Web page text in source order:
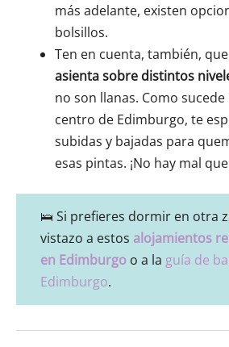
más adelante, existen
bolsillos.
Ten en cuenta, también, que
asienta sobre distintos
no son llanas. Como
centro de Edimburgo, te
subidas y bajadas para
esas pintas. ¡No hay mal
🛌 Si prefieres dormir en otra
vistazo a estos alojamientos
en Edimburgo o a la guía de
Edimburgo.